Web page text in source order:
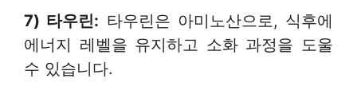
7) 타우린: 타우린은 아미노산으로, 식후에
에너지 레벨을 유지하고 소화 과정을 도울
수 있습니다.